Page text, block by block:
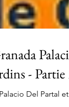
Palacio